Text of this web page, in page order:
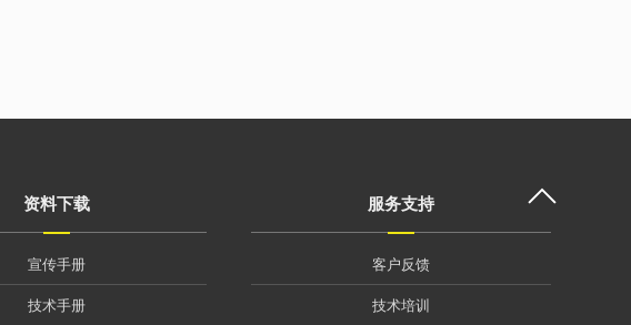
资料下载
宣传手册
技术手册
服务支持
客户反馈
技术培训